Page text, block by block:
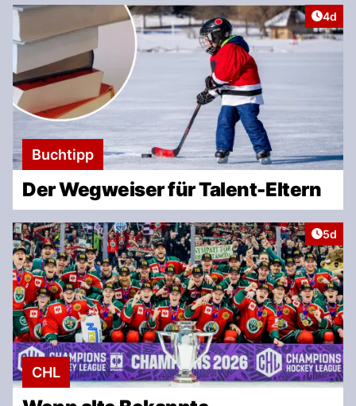
4d
Buchtipp
Der Wegweiser für Talent-Eltern
5d
CHL